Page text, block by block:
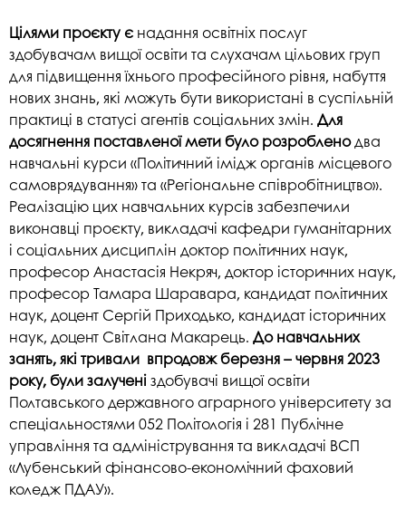
Цілями проєкту є надання освітніх послуг
здобувачам вищої освіти та слухачам цільових груп
для підвищення їхнього професійного рівня, набуття
нових знань, які можуть бути використані в суспільній
практиці в статусі агентів соціальних змін. Для
досягнення поставленої мети було розробленодва
навчальні курси «Політичний імідж органів місцевого
самоврядування» та «Регіональне співробітництво».
Реалізацію цих навчальних курсів забезпечили
виконавці проєкту, викладачі кафедри гуманітарних
і соціальних дисциплін доктор політичних наук,
професор Анастасія Некряч, доктор історичних наук,
професор Тамара Шаравара, кандидат політичних
наук, доцент Сергій Приходько, кандидат історичних
наук, доцент Світлана Макарець. До навчальних
занять, які тривали впродовж березня – червня 2023
року, були залученіздобувачі вищої освіти
Полтавського державного аграрного університету за
спеціальностями 052 Політологія і 281 Публічне
управління та адміністрування та викладачі ВСП
«Лубенський фінансово-економічний фаховий
коледж ПДАУ».